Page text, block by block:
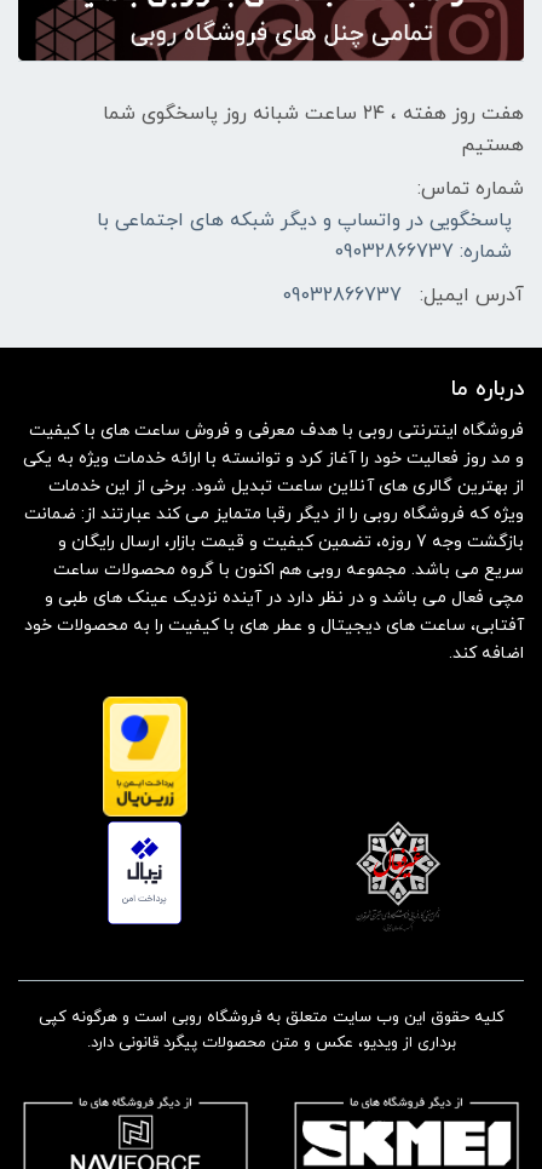
هفت روز هفته ، ۲۴ ساعت شبانه‌ روز پاسخگوی شما
هستیم
شماره تماس:
پاسخگویی در واتساپ و دیگر شبکه های اجتماعی با
شماره: 09032866737
آدرس ایمیل:
09032866737
درباره ما
فروشگاه اینترنتی روبی با هدف معرفی و فروش ساعت های با کیفیت
و مد روز فعالیت خود را آغاز کرد و توانسته با ارائه خدمات ویژه به یکی
از بهترین گالری های آنلاین ساعت تبدیل شود. برخی از این خدمات
ویژه که فروشگاه روبی را از دیگر رقبا متمایز می کند عبارتند از: ضمانت
بازگشت وجه 7 روزه، تضمین کیفیت و قیمت بازار، ارسال رایگان و
سریع می باشد. مجموعه روبی هم اکنون با گروه محصولات ساعت
مچی فعال می باشد و در نظر دارد در آینده نزدیک عینک های طبی و
آفتابی، ساعت های دیجیتال و عطر های با کیفیت را به محصولات خود
اضافه کند.
کلیه حقوق این وب سایت متعلق به فروشگاه روبی است و هرگونه کپی
برداری از ویدیو، عکس و متن محصولات پیگرد قانونی دارد.